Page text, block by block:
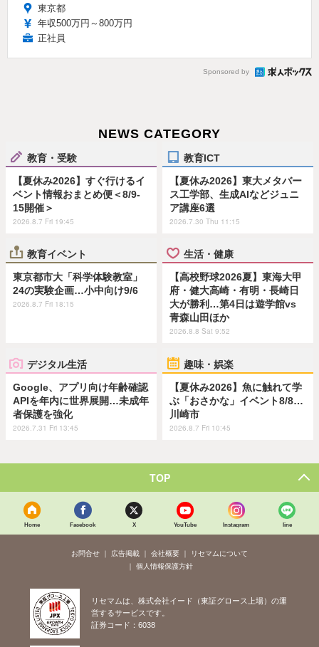
東京都
年収500万円～800万円
正社員
Sponsored by
NEWS CATEGORY
教育・受験
【夏休み2026】すぐ行けるイ
ベント情報おまとめ便＜8/9-
15開催＞
2026.8.7 Fri 19:45
教育ICT
【夏休み2026】東大メタバー
ス工学部、生成AIなどジュニ
ア講座6選
2026.7.30 Thu 11:15
教育イベント
東京都市大「科学体験教室」
24の実験企画…小中向け9/6
2026.8.7 Fri 18:15
生活・健康
【高校野球2026夏】東海大甲
府・健大高崎・有明・長崎日
大が勝利…第4日は遊学館vs
青森山田ほか
2026.8.8 Sat 9:52
デジタル生活
Google、アプリ向け年齢確認
APIを年内に世界展開…未成年
者保護を強化
2026.7.31 Fri 13:45
趣味・娯楽
【夏休み2026】魚に触れて学
ぶ「おさかな」イベント8/8…
川崎市
2026.8.7 Fri 10:45
TOP
Home Facebook X YouTube Instagram line
お問合せ 広告掲載 会社概要
リセマムについて
個人情報保護方針
リセマムは、株式会社イード（東証グロース上場）の運
営するサービスです。
証券コード：6038